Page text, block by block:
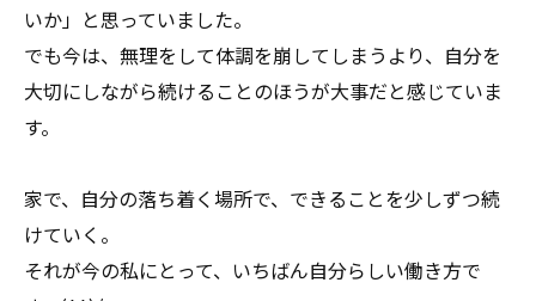
いか」と思っていました。
でも今は、無理をして体調を崩してしまうより、自分を
大切にしながら続けることのほうが大事だと感じていま
す。
家で、自分の落ち着く場所で、できることを少しずつ続
けていく。
それが今の私にとって、いちばん自分らしい働き方で